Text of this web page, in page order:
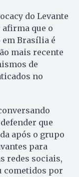
do Levante
que o
Brasília é
mais recente
de
no
que
após o grupo
para
redes sociais,
cometidos por